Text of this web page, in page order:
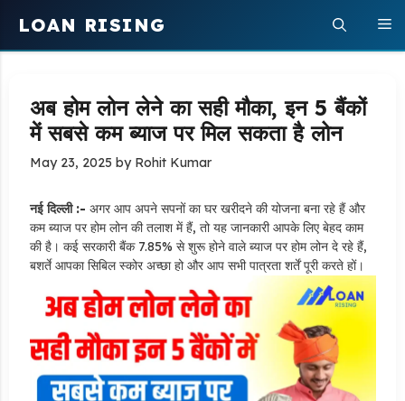
content
LOAN RISING
अब होम लोन लेने का सही मौका, इन 5 बैंकों
में सबसे कम ब्याज पर मिल सकता है लोन
May 23, 2025 by Rohit Kumar
नई दिल्ली :- अगर आप अपने सपनों का घर खरीदने की योजना बना रहे हैं और
कम ब्याज पर होम लोन की तलाश में हैं, तो यह जानकारी आपके लिए बेहद काम
की है। कई सरकारी बैंक 7.85% से शुरू होने वाले ब्याज पर होम लोन दे रहे हैं,
बशर्ते आपका सिबिल स्कोर अच्छा हो और आप सभी पात्रता शर्तें पूरी करते हों।